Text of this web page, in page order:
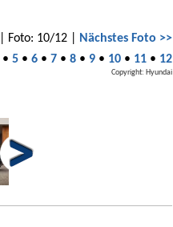
| Foto: 10/12 |
Nächstes Foto >>
• 5 • 6 • 7 • 8 • 9 • 10 • 11 • 12
Copyright: Hyundai